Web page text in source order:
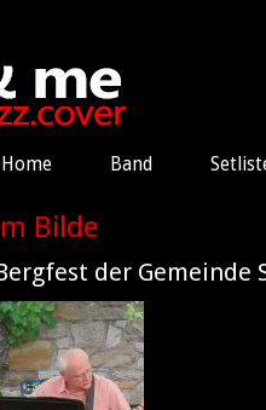
Home Band
Bilde
der Gemeinde